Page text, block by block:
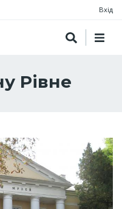
Вхід
Рівне